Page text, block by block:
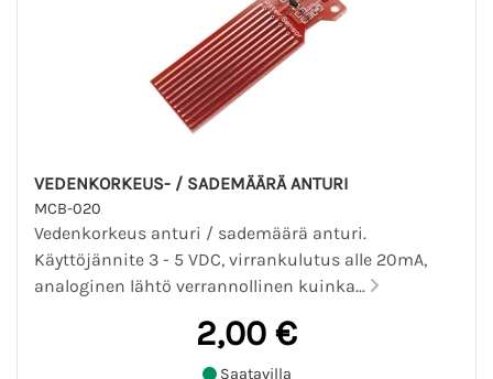
VEDENKORKEUS- / SADEMÄÄRÄ ANTURI
MCB-020
Vedenkorkeus anturi / sademäärä anturi.
Käyttöjännite 3 - 5 VDC, virrankulutus alle 20mA,
analoginen lähtö verrannollinen kuinka...
2,00 €
Saatavilla